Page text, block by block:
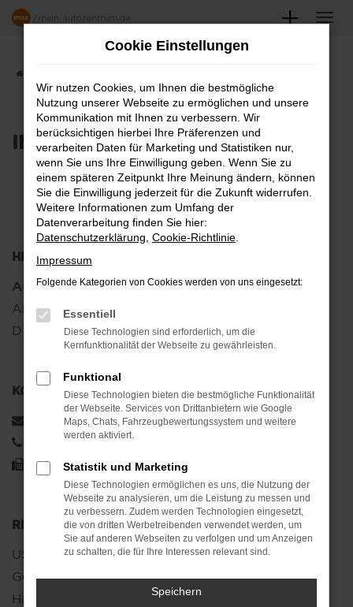
Zum
IMPRESSUM
Sitz der Gesellschaften gemäß
Handelsregister:
HERAUSGEBER
Autohaus Wolter GmbH
Am Funkturm 24
D-29525 Uelzen
KOMMUNIKATION:
info@maz-gruppe.de
0581 / 8855 – 500
0581 / 8855 – 501
RECHTLICHES:
USt.-IdNr.: DE158984978
Geschäftsführung: Achim Wolter, Christian
Hackbarth, Laura Wolter, Sophie Wolter
Cookie Einstellungen
Wir nutzen Cookies, um Ihnen die bestmögliche
Nutzung unserer Webseite zu ermöglichen und unsere
Kommunikation mit Ihnen zu verbessern. Wir
berücksichtigen hierbei Ihre Präferenzen und
verarbeiten Daten für Marketing und Statistiken nur,
wenn Sie uns Ihre Einwilligung geben. Wenn Sie zu
einem späteren Zeitpunkt Ihre Meinung ändern, können
Sie die Einwilligung jederzeit für die Zukunft widerrufen.
Weitere Informationen zum Umfang der
Datenverarbeitung finden Sie hier:
Datenschutzerklärung Cookie-Richtlinie
Impressum
Folgende Kategorien von Cookies werden von uns eingesetzt:
Essentiell
Diese Technologien sind erforderlich, um die
Kernfunktionalität der Webseite zu gewährleisten.
Funktional
Diese Technologien bieten die bestmögliche Funktionalität
der Webseite. Services von Drittanbietern wie Google
Maps, Chats, Fahrzeugbewertungssystem und weitere
werden aktiviert.
Statistik und Marketing
Diese Technologien ermöglichen es uns, die Nutzung der
Webseite zu analysieren, um die Leistung zu messen und
zu verbessern. Zudem werden Technologien eingesetzt,
die von dritten Werbetreibenden verwendet werden, um
Sie auf anderen Webseiten zu verfolgen und um Anzeigen
zu schalten, die für Ihre Interessen relevant sind.
Speichern